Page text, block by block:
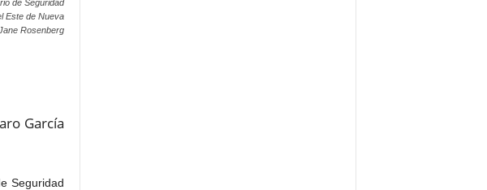
de Seguridad
Este de Nueva
Rosenberg
García
Seguridad